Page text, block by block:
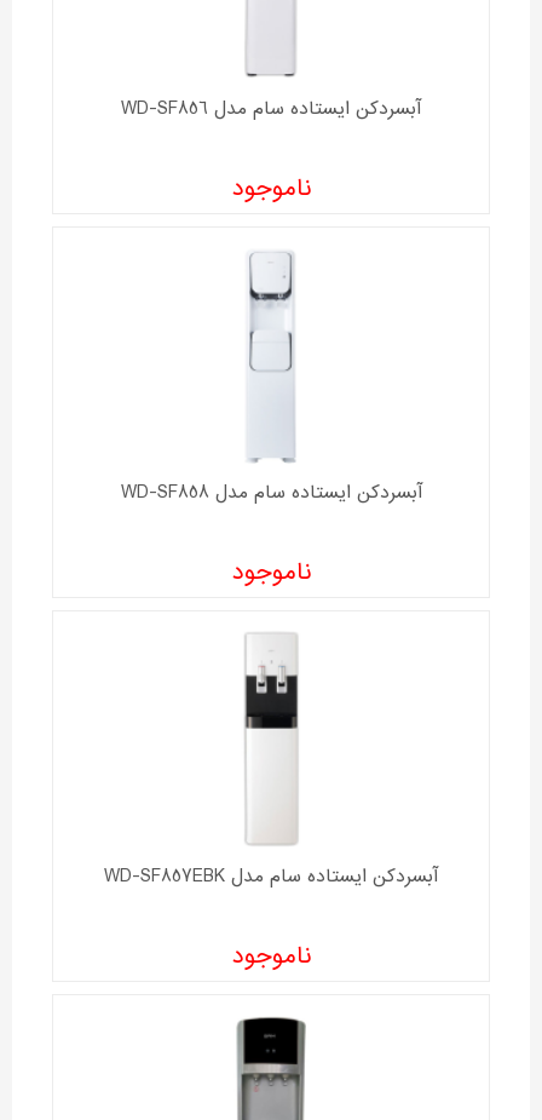
آبسردکن ایستاده سام مدل WD-SF856
ناموجود
آبسردکن ایستاده سام مدل WD-SF858
ناموجود
آبسردکن ایستاده سام مدل WD-SF857EBK
ناموجود